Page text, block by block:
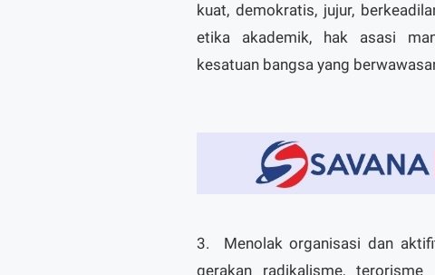
kuat, demokratis, jujur,
etika akademik, hak asasi
kesatuan bangsa yang
3.
Menolak organisasi dan
gerakan radikalisme, terorisme